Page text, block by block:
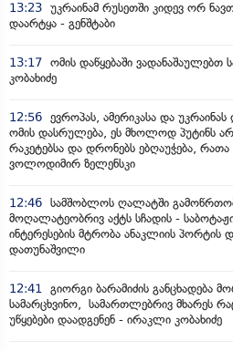
13:23 უკრაინამ რუსეთში კიდევ ორ
დაარტყა - გენშტაბი
13:17 ომის დაწყებაში ვადანაშაულებთ
კობახიძე
12:56 ევროპას, ამერიკასა და
ომის დასრულება, ეს მხოლოდ პუტინს
რაკეტებსა და დრონებს ებღაუჭება,
ვოლოდიმირ ზელენსკი
12:46 სამშობლოს ღალატში
მოღალატეობრივ აქტს სჩადის -
ინტერესების მტრობა ანაკლიის პორტის
დათუნაშვილი
12:41 გიორგი ბარამიძის განცხადება
სამარცხვინო, სამართლებრივ მხარეს რაც
უწყებები დაადგენენ - ირაკლი კობახიძე